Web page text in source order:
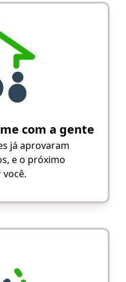
com a gente
já aprovaram
e o próximo
você.